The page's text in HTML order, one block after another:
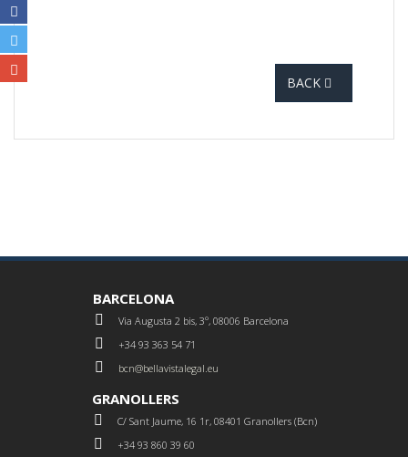
BACK
BARCELONA
Via Augusta 2 bis, 3º, 08006 Barcelona
+34 93 363 54 71
bcn@bellavistalegal.eu
GRANOLLERS
C/ Sant Jaume, 16 1r, 08401 Granollers (Bcn)
+34 93 860 39 60